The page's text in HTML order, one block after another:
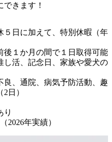
きます！
日に加えて、特別休暇（年
後１か月の間で１日取得可能
し活、記念日、家族や愛犬の
良、通院、病気予防活動、趣
日）
り